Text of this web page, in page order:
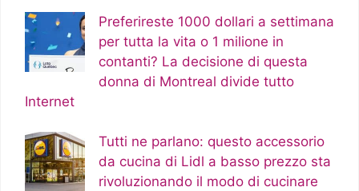
Preferireste 1000 dollari a settimana
per tutta la vita o 1 milione in
contanti? La decisione di questa
donna di Montreal divide tutto
Internet
Tutti ne parlano: questo accessorio
da cucina di Lidl a basso prezzo sta
rivoluzionando il modo di cucinare